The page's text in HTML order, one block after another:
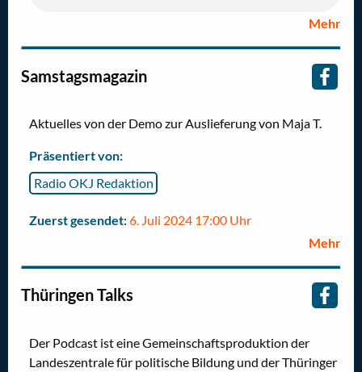
Mehr
Samstagsmagazin
Aktuelles von der Demo zur Auslieferung von Maja T.
Präsentiert von:
Radio OKJ Redaktion
Zuerst gesendet:6. Juli 2024 17:00 Uhr
Mehr
Thüringen Talks
Der Podcast ist eine Gemeinschaftsproduktion der
Landeszentrale für politische Bildung und der Thüringer